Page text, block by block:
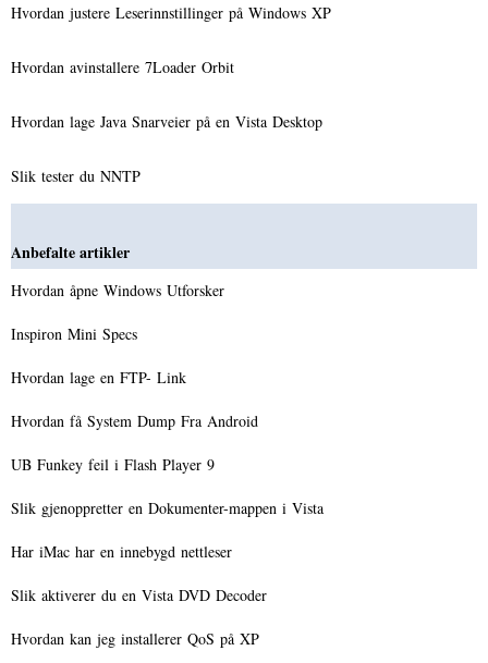
Hvordan justere Leserinnstillinger på Windows XP
Hvordan avinstallere 7Loader Orbit
Hvordan lage Java Snarveier på en Vista Desktop
Slik tester du NNTP
Anbefalte artikler
Hvordan åpne Windows Utforsker
Inspiron Mini Specs
Hvordan lage en FTP- Link
Hvordan få System Dump Fra Android
UB Funkey feil i Flash Player 9
Slik gjenoppretter en Dokumenter-mappen i Vista
Har iMac har en innebygd nettleser
Slik aktiverer du en Vista DVD Decoder
Hvordan kan jeg installerer QoS på XP